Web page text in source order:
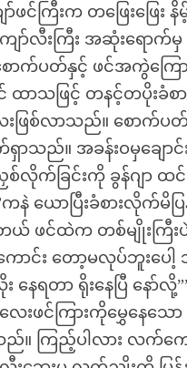
ကြီးက တဖြေးဖြေး
ော်လီးကြီး အဆုံးရ
က်ပတ်နှင့် ဖင်အကွဲကြော
သဖြင့် တနင့်တပိုးခံစာ
ြစ်လာသည်။ စောက်ပတ်
သည်။ အခန်းဝမှချော
က်ခြင်းကို ခွန်ဂျာ ထ
ကနဲ ယောပြီးခံစားလိုက်
ဖင်ထဲက တစ်မျိုးကြီးပဲ
ကောင်း တော့မလုပ်ဘူး
နေရတာ ရိုးနေပြီ နေ
ေးဖင်ကြားကိုမွှေနေ
ည့်ပါလား လက်ကောလီ